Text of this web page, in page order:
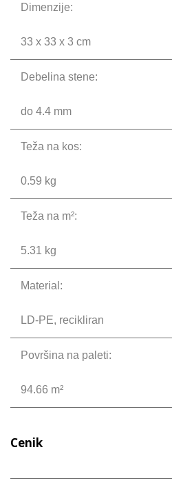
Dimenzije:
33 x 33 x 3 cm
Debelina stene:
do 4.4 mm
Teža na kos:
0.59 kg
Teža na m²:
5.31 kg
Material:
LD-PE, recikliran
Površina na paleti:
94.66 m²
Cenik